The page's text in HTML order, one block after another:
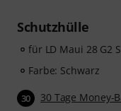
Schutzhülle
für LD Maui 28 G2
Farbe: Schwarz
30 30 Tage Money-